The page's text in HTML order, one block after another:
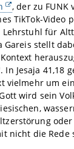
, der zu FUNK
TikTok-Video
für
Gareis stellt
Jesaja 41,18
vielmehr um
wird sein
nicht die Rede